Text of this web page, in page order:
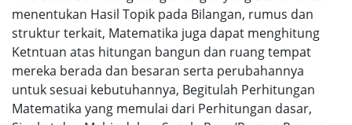
menentukan Hasil Topik pada Bilangan, rumus dan
struktur terkait, Matematika juga dapat menghitung
Ketntuan atas hitungan bangun dan ruang tempat
mereka berada dan besaran serta perubahannya
untuk sesuai kebutuhannya, Begitulah Perhitungan
Matematika yang memulai dari Perhitungan dasar,